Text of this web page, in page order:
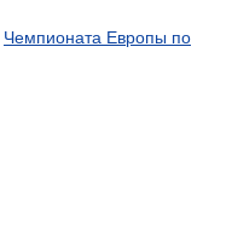
Чемпионата Европы по